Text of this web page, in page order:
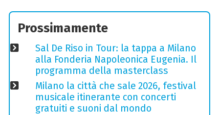
Prossimamente
Sal De Riso in Tour: la tappa a Milano
alla Fonderia Napoleonica Eugenia. Il
programma della masterclass
Milano la città che sale 2026, festival
musicale itinerante con concerti
gratuiti e suoni dal mondo